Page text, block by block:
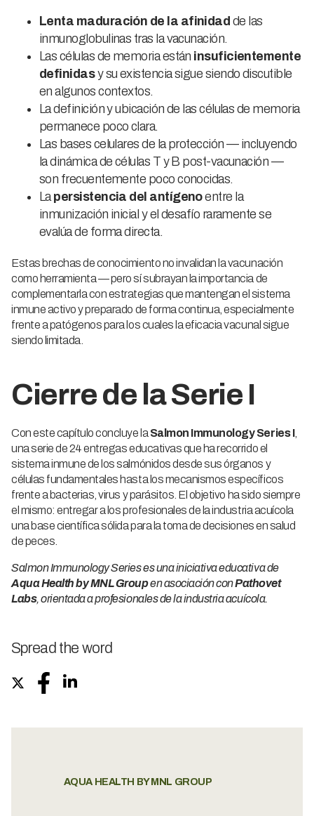
Lenta maduración de la afinidad de las
inmunoglobulinas tras la vacunación.
Las células de memoria están insuficientemente
definidasy su existencia sigue siendo discutible
en algunos contextos.
La definición y ubicación de las células de memoria
permanece poco clara.
Las bases celulares de la protección — incluyendo
la dinámica de células T y B post-vacunación —
son frecuentemente poco conocidas.
La persistencia del antígenoentre la
inmunización inicial y el desafío raramente se
evalúa de forma directa.
Estas brechas de conocimiento no invalidan la vacunación
como herramienta — pero sí subrayan la importancia de
complementarla con estrategias que mantengan el sistema
inmune activo y preparado de forma continua, especialmente
frente a patógenos para los cuales la eficacia vacunal sigue
siendo limitada.
Cierre de la Serie I
Con este capítulo concluye laSalmon Immunology Series I,
una serie de 24 entregas educativas que ha recorrido el
sistema inmune de los salmónidos desde sus órganos y
células fundamentales hasta los mecanismos específicos
frente a bacterias, virus y parásitos. El objetivo ha sido siempre
el mismo: entregar a los profesionales de la industria acuícola
una base científica sólida para la toma de decisiones en salud
de peces.
Salmon Immunology Series es una iniciativa educativa de
Aqua Health by MNL Groupen asociación conPathovet
Labs, orientada a profesionales de la industria acuícola.
Spread the word
AQUA HEALTH BY MNL GROUP